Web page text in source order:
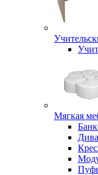
Мягкая